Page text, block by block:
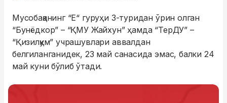
Мусобақанинг “E“ гуруҳи 3-туридан ўрин олган
“Бунёдкор” – “ҚМУ Жайхун” ҳамда “ТерДУ” –
“Қизилқум” учрашувлари аввалдан
белгиланганидек, 23 май санасида эмас, балки 24
май куни бўлиб ўтади.